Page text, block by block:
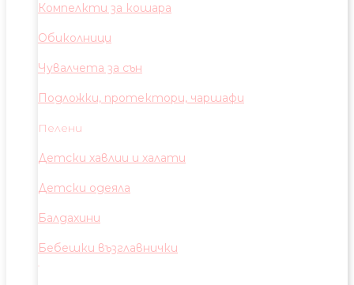
Компелкти за кошара
Обиколници
Чувалчета за сън
Подложки, протектори, чаршафи
Пелени
Детски хавлии и халати
Детски одеяла
Балдахини
Бебешки възглавнички